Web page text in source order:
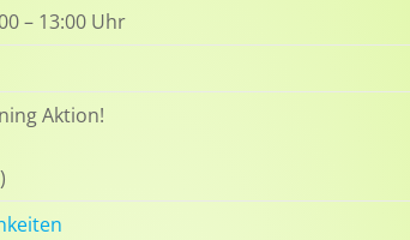
– 13:00 Uhr
Aktion!